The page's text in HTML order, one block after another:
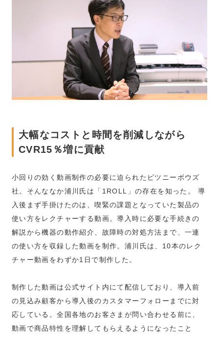
大幅なコストと時間を削減しながら
CVR15％増に貢献
小回りの効く動画制作の必要に迫られたピツニーボウズ
社。そんななか浦川氏は「1ROLL」の存在を知った。 導
入後まず手掛けたのは、喫緊の課題となっていた製品の
使い方をレクチャーする動画。導入時に必要な手続きの
解説から機器の動作紹介、故障時の対処方法まで、一連
の使い方を収録した動画を制作。浦川氏は、10本のレク
チャー動画をわずか1日で制作した。
制作した動画は公式サイト内にて配信しており、導入前
の見込み顧客から導入後のカスタマーフォローまでに対
応している。全国各地のお客さまが問い合わせる前に、
動画で商品特性を理解してもらえるようになったこと